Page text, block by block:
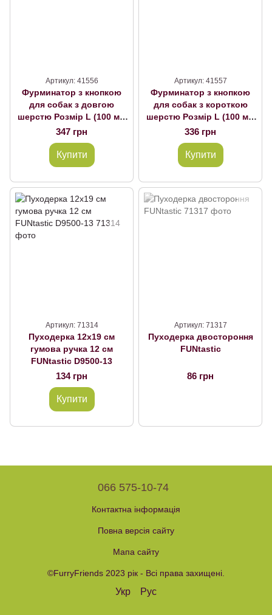
Артикул: 41556
Фурминатор з кнопкою
для собак з довгою
шерстю Розмір L (100 мм
ширина леза)
347 грн
Купити
Артикул: 41557
Фурминатор з кнопкою
для собак з короткою
шерстю Розмір L (100 мм
ширина леза)
336 грн
Купити
Артикул: 71314
Пуходерка 12x19 см
гумова ручка 12 см
FUNtastic D9500-13
134 грн
Купити
Артикул: 71317
Пуходерка двостороння
FUNtastic
86 грн
066 575-10-74
Контактна інформація
Повна версія сайту
Мапа сайту
©FurryFriends 2023 рік - Всі права захищені.
Укр Рус